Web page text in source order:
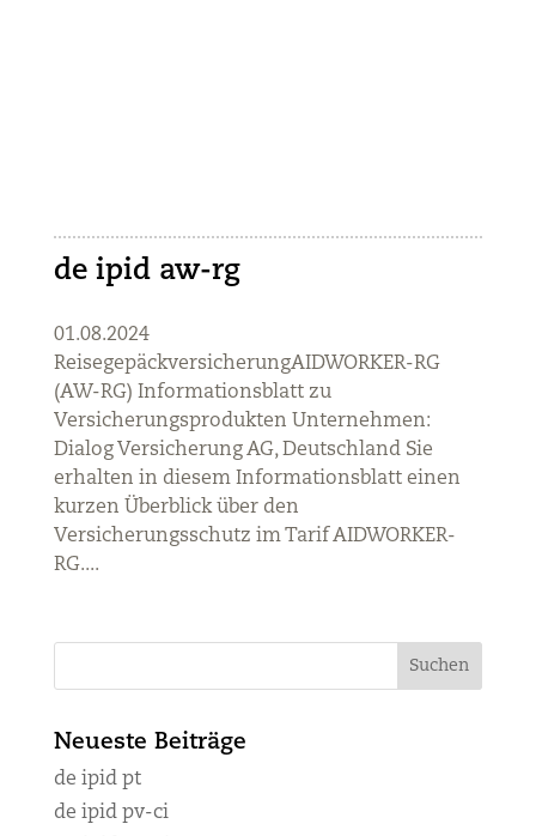
de ipid aw-rg
01.08.2024
ReisegepäckversicherungAIDWORKER-RG
(AW-RG) Informationsblatt zu
Versicherungsprodukten Unternehmen:
Dialog Versicherung AG, Deutschland Sie
erhalten in diesem Informationsblatt einen
kurzen Überblick über den
Versicherungsschutz im Tarif AIDWORKER-
RG....
Neueste Beiträge
de ipid pt
de ipid pv-ci